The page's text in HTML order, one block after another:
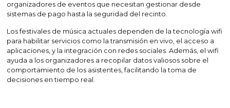
organizadores de eventos que necesitan gestionar desde
sistemas de pago hasta la seguridad del recinto.
Los festivales de música actuales dependen de la tecnología wifi
para habilitar servicios como la transmisión en vivo, el acceso a
aplicaciones, y la integración con redes sociales. Además, el wifi
ayuda a los organizadores a recopilar datos valiosos sobre el
comportamiento de los asistentes, facilitando la toma de
decisiones en tiempo real.